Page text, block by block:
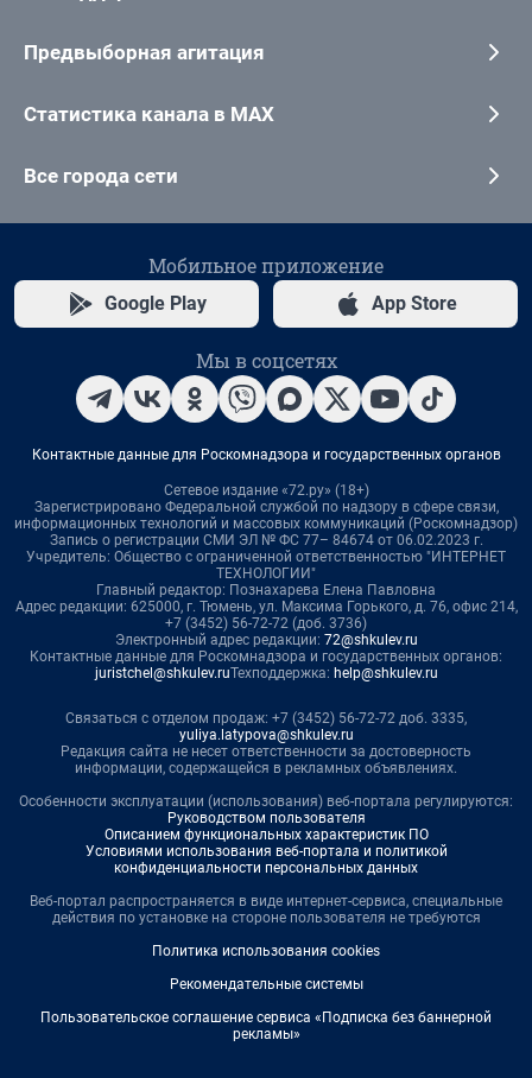
Предвыборная агитация
Статистика канала в MAX
Все города сети
Мобильное приложение
Google Play App Store
Мы в соцсетях
Контактные данные для Роскомнадзора и государственных органов
Сетевое издание «72.ру» (18+)
Зарегистрировано Федеральной службой по надзору в сфере связи,
информационных технологий и массовых коммуникаций (Роскомнадзор)
Запись о регистрации СМИ ЭЛ № ФС 77– 84674 от 06.02.2023 г.
Учредитель: Общество с ограниченной ответственностью "ИНТЕРНЕТ
ТЕХНОЛОГИИ"
Главный редактор: Познахарева Елена Павловна
Адрес редакции: 625000, г. Тюмень, ул. Максима Горького, д. 76, офис 214,
+7 (3452) 56-72-72 (доб. 3736)
Электронный адрес редакции: 72@shkulev.ru
Контактные данные для Роскомнадзора и государственных органов:
juristchel@shkulev.ruТехподдержка: help@shkulev.ru
Связаться с отделом продаж: +7 (3452) 56-72-72 доб. 3335,
yuliya.latypova@shkulev.ru
Редакция сайта не несет ответственности за достоверность
информации, содержащейся в рекламных объявлениях.
Особенности эксплуатации (использования) веб-портала регулируются:
Руководством пользователя
Описанием функциональных характеристик ПО
Условиями использования веб-портала и политикой
конфиденциальности персональных данных
Веб-портал распространяется в виде интернет-сервиса, специальные
действия по установке на стороне пользователя не требуются
Политика использования cookies
Рекомендательные системы
Пользовательское соглашение сервиса «Подписка без баннерной
рекламы»